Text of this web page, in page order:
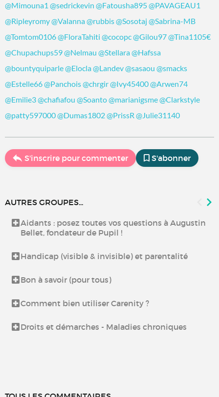
@Mimouna1 @sedrickevin @Fatousha895@PAVAGEAU1
@Ripleyromy@Valanna@rubbis@Sosotaj @Sabrina-MB
@Tomtom0106@FloraTahiti @cocopc@Gilou97@Tina1105€
@Chupachups59@Nelmau @Stellara@Hafssa
@bountyquiparle@Elocla@Landev@sasaou @smacks
@Estelle66@Panchois@chrgir@Ivy45400@Arwen74
@Emilie3@chafiafou @Soanto@marianigsme@Clarkstyle
@patty597000@Dumas1802@PrissR @Julie31140
S'inscrire pour commenter S'abonner
AUTRES GROUPES...
Aidants : posez toutes vos questions à Augustin
Bellet, fondateur de Pupil !
Handicap (visible & invisible) et parentalité
Bon à savoir (pour tous)
Comment bien utiliser Carenity ?
Droits et démarches - Maladies chroniques